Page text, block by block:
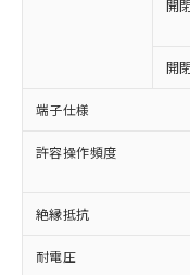
開
開
端子仕様
許容操作頻度
絶縁抵抗
耐電圧
本サー
商品の
(税抜)
当社制
本サー
ことを
在庫状
記載し
タに基
準価格
調査・確認
非含有の対
非該当品：
害物質有無
仕入先様の事
いたものが
むを得ず変更
*EU RoHS指令（
鉛(Pb) 1000ppm
六価クロム
「○」：最
基準値以下
「×」：最大
基準値を超
「－」：未確
当社は
為替お
（以下
または
国政府
可)を